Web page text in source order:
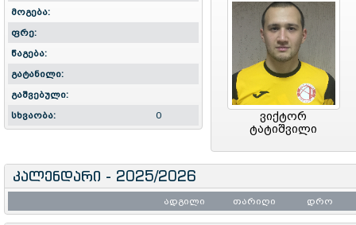
მოგება:
ფრე:
წაგება:
გატანილი:
გაშვებული:
სხვაობა:
0
ვიქტორ
ტატიშვილი
კალენდარი - 2025/2026
ადგილი თარიღი დრო